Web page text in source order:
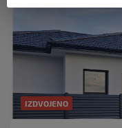
IZDVOJENO